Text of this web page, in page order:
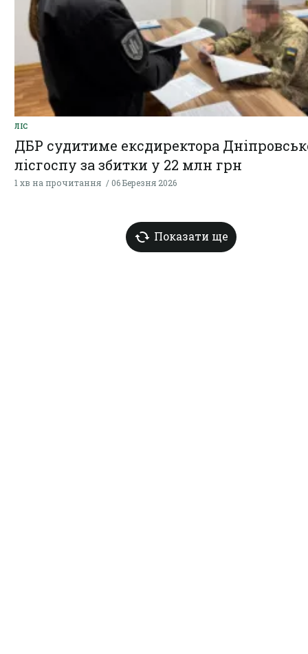
ЛІС
ДБР судитиме ексдиректора
лісгоспу за збитки у 22 млн грн
1 хв на прочитання 06 Березня 2026
Показати ще